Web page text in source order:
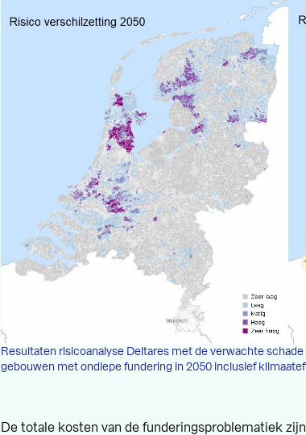
Resultaten risicoanalyse Deltares met de verwachte
gebouwen met ondiepe fundering in 2050 inclusief
De totale kosten van de funderingsproblematiek